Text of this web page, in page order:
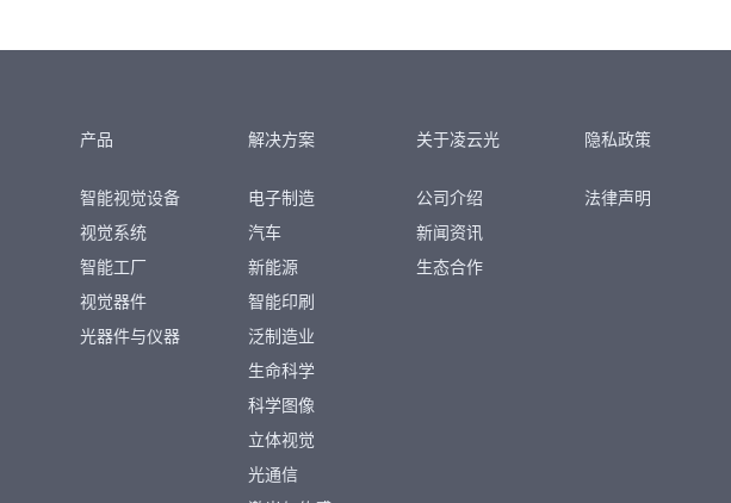
产品
智能视觉设备
视觉系统
智能工厂
视觉器件
光器件与仪器
解决方案
电子制造
汽车
新能源
智能印刷
泛制造业
生命科学
科学图像
立体视觉
光通信
关于凌云光
公司介绍
新闻资讯
生态合作
隐私政策
法律声明